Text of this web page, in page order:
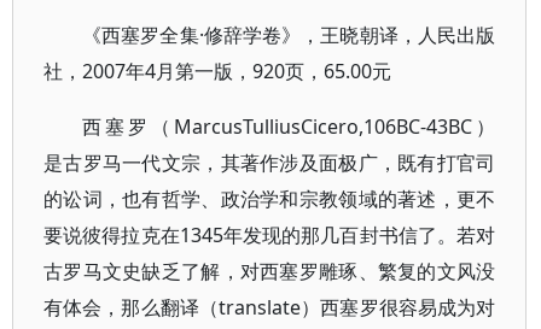
《西塞罗全集·修辞学卷》，王晓朝译，人民出版
社，2007年4月第一版，920页，65.00元
西塞罗（MarcusTulliusCicero,106BC-43BC）
是古罗马一代文宗，其著作涉及面极广，既有打官司
的讼词，也有哲学、政治学和宗教领域的著述，更不
要说彼得拉克在1345年发现的那几百封书信了。若对
古罗马文史缺乏了解，对西塞罗雕琢、繁复的文风没
有体会，那么翻译（translate）西塞罗很容易成为对